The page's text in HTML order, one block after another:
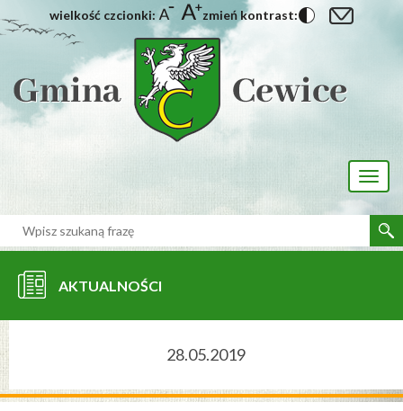
wielkość czcionki: zmień kontrast:
AKTUALNOŚCI
28.05.2019
[interaktywna-mapa]